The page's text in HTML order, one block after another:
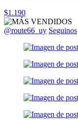
$1.190
@route66_uy Seguinos